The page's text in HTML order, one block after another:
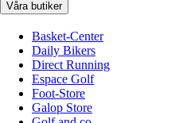
Våra butiker
Basket-Center
Daily Bikers
Direct Running
Espace Golf
Foot-Store
Galop Store